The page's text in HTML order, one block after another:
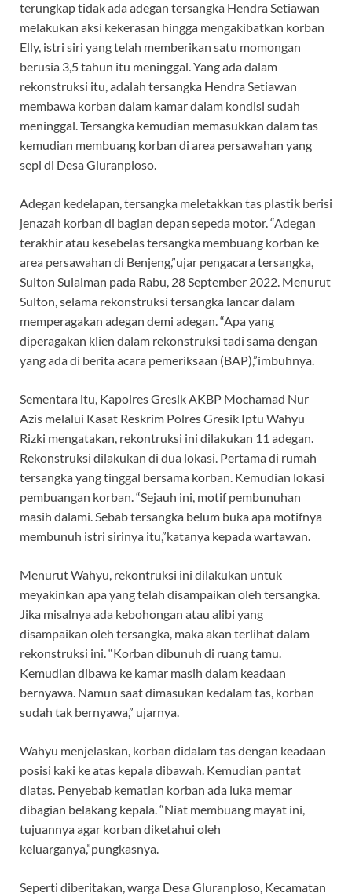
terungkap tidak ada adegan tersangka Hendra Setiawan
melakukan aksi kekerasan hingga mengakibatkan korban
Elly, istri siri yang telah memberikan satu momongan
berusia 3,5 tahun itu meninggal. Yang ada dalam
rekonstruksi itu, adalah tersangka Hendra Setiawan
membawa korban dalam kamar dalam kondisi sudah
meninggal. Tersangka kemudian memasukkan dalam tas
kemudian membuang korban di area persawahan yang
sepi di Desa Gluranploso.
Adegan kedelapan, tersangka meletakkan tas plastik berisi
jenazah korban di bagian depan sepeda motor. “Adegan
terakhir atau kesebelas tersangka membuang korban ke
area persawahan di Benjeng,”ujar pengacara tersangka,
Sulton Sulaiman pada Rabu, 28 September 2022. Menurut
Sulton, selama rekonstruksi tersangka lancar dalam
memperagakan adegan demi adegan. “Apa yang
diperagakan klien dalam rekonstruksi tadi sama dengan
yang ada di berita acara pemeriksaan (BAP),”imbuhnya.
Sementara itu, Kapolres Gresik AKBP Mochamad Nur
Azis melalui Kasat Reskrim Polres Gresik Iptu Wahyu
Rizki mengatakan, rekontruksi ini dilakukan 11 adegan.
Rekonstruksi dilakukan di dua lokasi. Pertama di rumah
tersangka yang tinggal bersama korban. Kemudian lokasi
pembuangan korban. “Sejauh ini, motif pembunuhan
masih dalami. Sebab tersangka belum buka apa motifnya
membunuh istri sirinya itu,”katanya kepada wartawan.
Menurut Wahyu, rekontruksi ini dilakukan untuk
meyakinkan apa yang telah disampaikan oleh tersangka.
Jika misalnya ada kebohongan atau alibi yang
disampaikan oleh tersangka, maka akan terlihat dalam
rekonstruksi ini. “Korban dibunuh di ruang tamu.
Kemudian dibawa ke kamar masih dalam keadaan
bernyawa. Namun saat dimasukan kedalam tas, korban
sudah tak bernyawa,” ujarnya.
Wahyu menjelaskan, korban didalam tas dengan keadaan
posisi kaki ke atas kepala dibawah. Kemudian pantat
diatas. Penyebab kematian korban ada luka memar
dibagian belakang kepala. “Niat membuang mayat ini,
tujuannya agar korban diketahui oleh
keluarganya,”pungkasnya.
Seperti diberitakan, warga Desa Gluranploso, Kecamatan